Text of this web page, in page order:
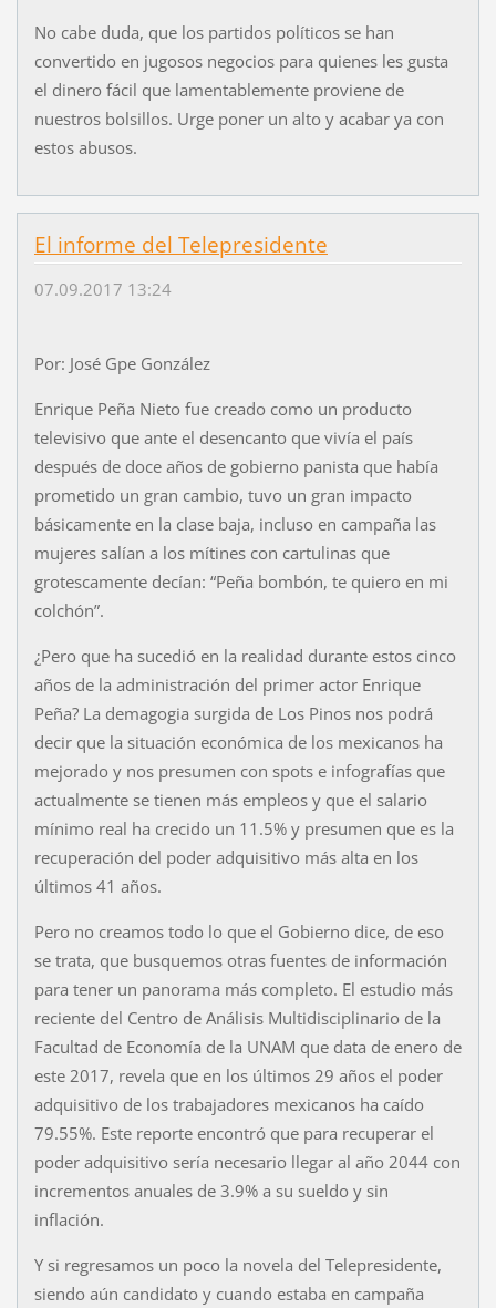
No cabe duda, que los partidos políticos se han
convertido en jugosos negocios para quienes les gusta
el dinero fácil que lamentablemente proviene de
nuestros bolsillos. Urge poner un alto y acabar ya con
estos abusos.
El informe del Telepresidente
07.09.2017 13:24
Por: José Gpe González
Enrique Peña Nieto fue creado como un producto
televisivo que ante el desencanto que vivía el país
después de doce años de gobierno panista que había
prometido un gran cambio, tuvo un gran impacto
básicamente en la clase baja, incluso en campaña las
mujeres salían a los mítines con cartulinas que
grotescamente decían: “Peña bombón, te quiero en mi
colchón”.
¿Pero que ha sucedió en la realidad durante estos cinco
años de la administración del primer actor Enrique
Peña? La demagogia surgida de Los Pinos nos podrá
decir que la situación económica de los mexicanos ha
mejorado y nos presumen con spots e infografías que
actualmente se tienen más empleos y que el salario
mínimo real ha crecido un 11.5% y presumen que es la
recuperación del poder adquisitivo más alta en los
últimos 41 años.
Pero no creamos todo lo que el Gobierno dice, de eso
se trata, que busquemos otras fuentes de información
para tener un panorama más completo. El estudio más
reciente del Centro de Análisis Multidisciplinario de la
Facultad de Economía de la UNAM que data de enero de
este 2017, revela que en los últimos 29 años el poder
adquisitivo de los trabajadores mexicanos ha caído
79.55%. Este reporte encontró que para recuperar el
poder adquisitivo sería necesario llegar al año 2044 con
incrementos anuales de 3.9% a su sueldo y sin
inflación.
Y si regresamos un poco la novela del Telepresidente,
siendo aún candidato y cuando estaba en campaña